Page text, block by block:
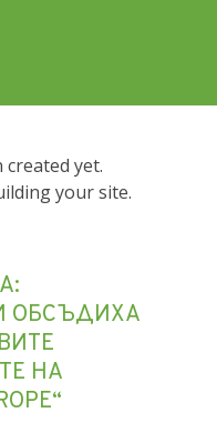
yet.
your site.
ОБСЪДИХА
НА